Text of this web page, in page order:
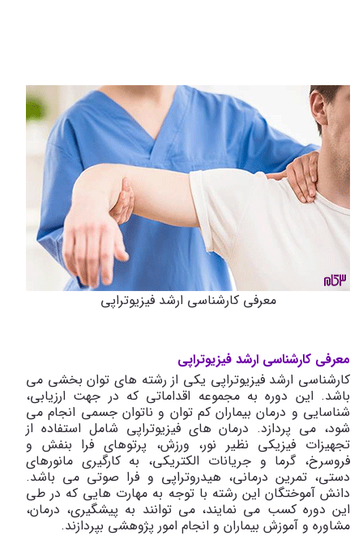
معرفی کارشناسی ارشد فیزیوتراپی
معرفی کارشناسی ارشد فیزیوتراپی
کارشناسی ارشد فیزیوتراپی یکی از رشته های توان بخشی می
باشد. این دوره به مجموعه اقداماتی که در جهت ارزیابی،
شناسایی و درمان بیماران کم توان و ناتوان جسمی انجام می
شود، می پردازد. درمان های فیزیوتراپی شامل استفاده از
تجهیزات فیزیکی نظیر نور، ورزش، پرتوهای فرا بنفش و
فروسرخ، گرما و جریانات الکتریکی، به کارگیری مانورهای
دستی، تمرین درمانی، هیدروتراپی و فرا صوتی می باشد.
دانش آموختگان این رشته با توجه به مهارت هایی که در طی
این دوره کسب می نمایند، می توانند به پیشگیری، درمان،
مشاوره و آموزش بیماران و انجام امور پژوهشی بپردازند.